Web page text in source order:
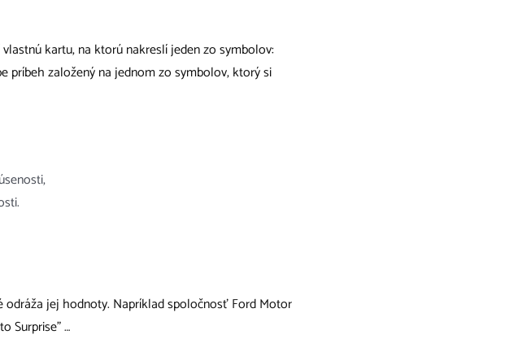
kartu, na ktorú nakreslí jeden zo symbolov:
príbeh založený na jednom zo symbolov, ktorý si
jej hodnoty. Napríklad spoločnosť Ford Motor
Surprise” …